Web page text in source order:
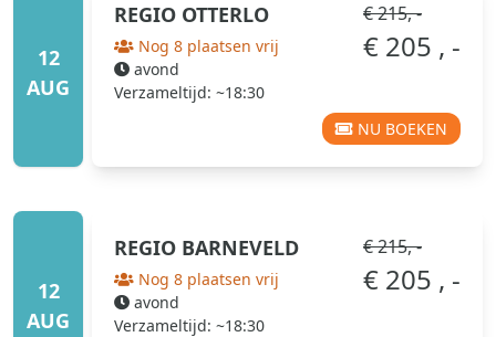
12
AUG
REGIO OTTERLO
Nog 8 plaatsen vrij
avond
Verzameltijd: ~18:30
€ 215, -
€ 205 , -
NU BOEKEN
12
AUG
REGIO BARNEVELD
Nog 8 plaatsen vrij
avond
Verzameltijd: ~18:30
€ 215, -
€ 205 , -